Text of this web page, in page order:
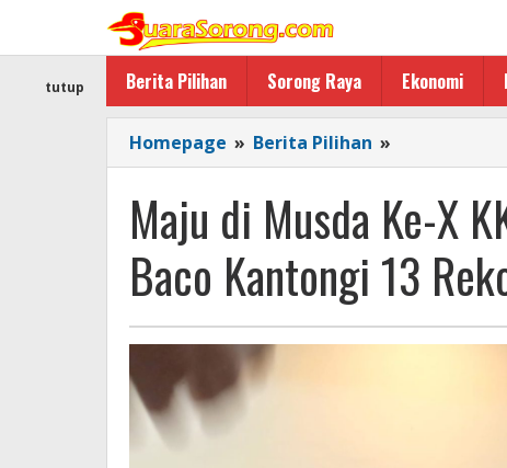
Berita Pilihan Sorong Raya Ekonomi
tutup
Homepage » Berita Pilihan »
di
Ke-
X
KKSS
Kota
Sorong,
H.
Maju di Musda Ke-X
Baco Kantongi 13